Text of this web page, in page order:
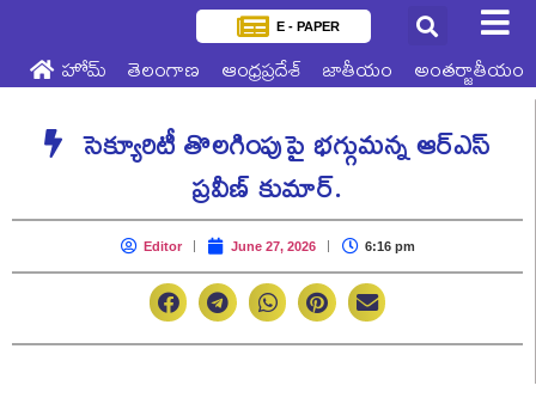
E - PAPER
హోమ్ తెలంగాణ ఆంధ్రప్రదేశ్ జాతీయం అంతర్జాతీయం
సెక్యూరిటీ తొలగింపుపై భగ్గుమన్న ఆర్‌ఎస్‌
ప్రవీణ్‌ కుమార్.
Editor June 27, 2026 6:16 pm